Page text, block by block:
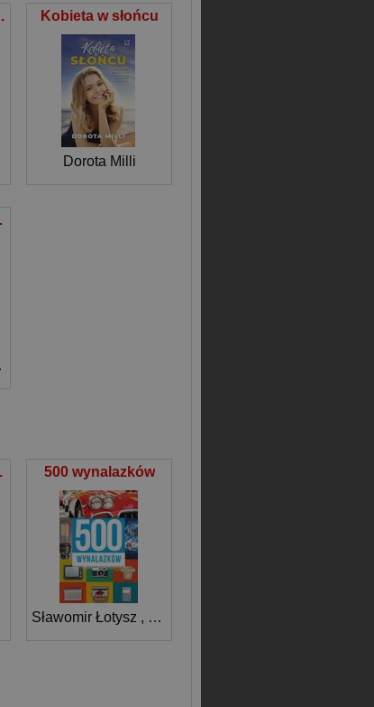
Kobieta w słońcu
Dorota Milli
500 wynalazków
Sławomir Łotysz , Dariusz Machla